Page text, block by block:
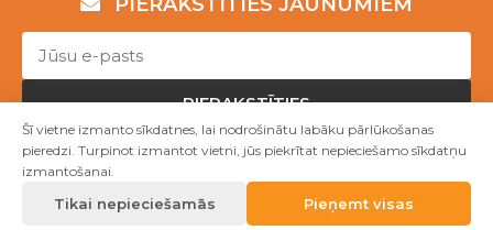
PIERAKSTĪTIES
Copyright © NVO "Patvērums "Drošā māja"" 2023
Mājas lapu izstrāde WEBstyle.lv
Šī vietne izmanto sīkdatnes, lai nodrošinātu labāku pārlūkošanas
pieredzi. Turpinot izmantot vietni, jūs piekrītat nepieciešamo sīkdatņu
izmantošanai.
Tikai nepieciešamās Pieņemt visas